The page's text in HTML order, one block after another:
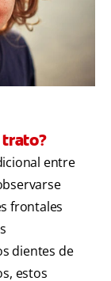
COMPRAR
trato?
entre
frontales
dientes de
estos